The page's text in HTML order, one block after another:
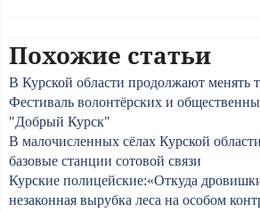
Похожие статьи
В Курской области продолжают менять
Фестиваль волонтёрских и
"Добрый Курск"
В малочисленных сёлах Курской
базовые станции сотовой связи
Курские полицейские:«Откуда
незаконная вырубка леса на особом